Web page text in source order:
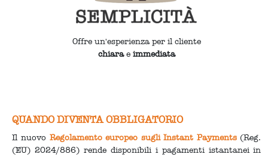
Offre un'esperienza per il cliente
chiarae immediata
QUANDO DIVENTA OBBLIGATORIO
Il nuovo Regolamento europeo sugli Instant Payments(Reg.
(EU) 2024/886) rende disponibili i pagamenti istantanei in